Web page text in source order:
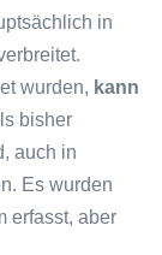
in
wurden, kann
bisher
auch in
Es wurden
erfasst, aber